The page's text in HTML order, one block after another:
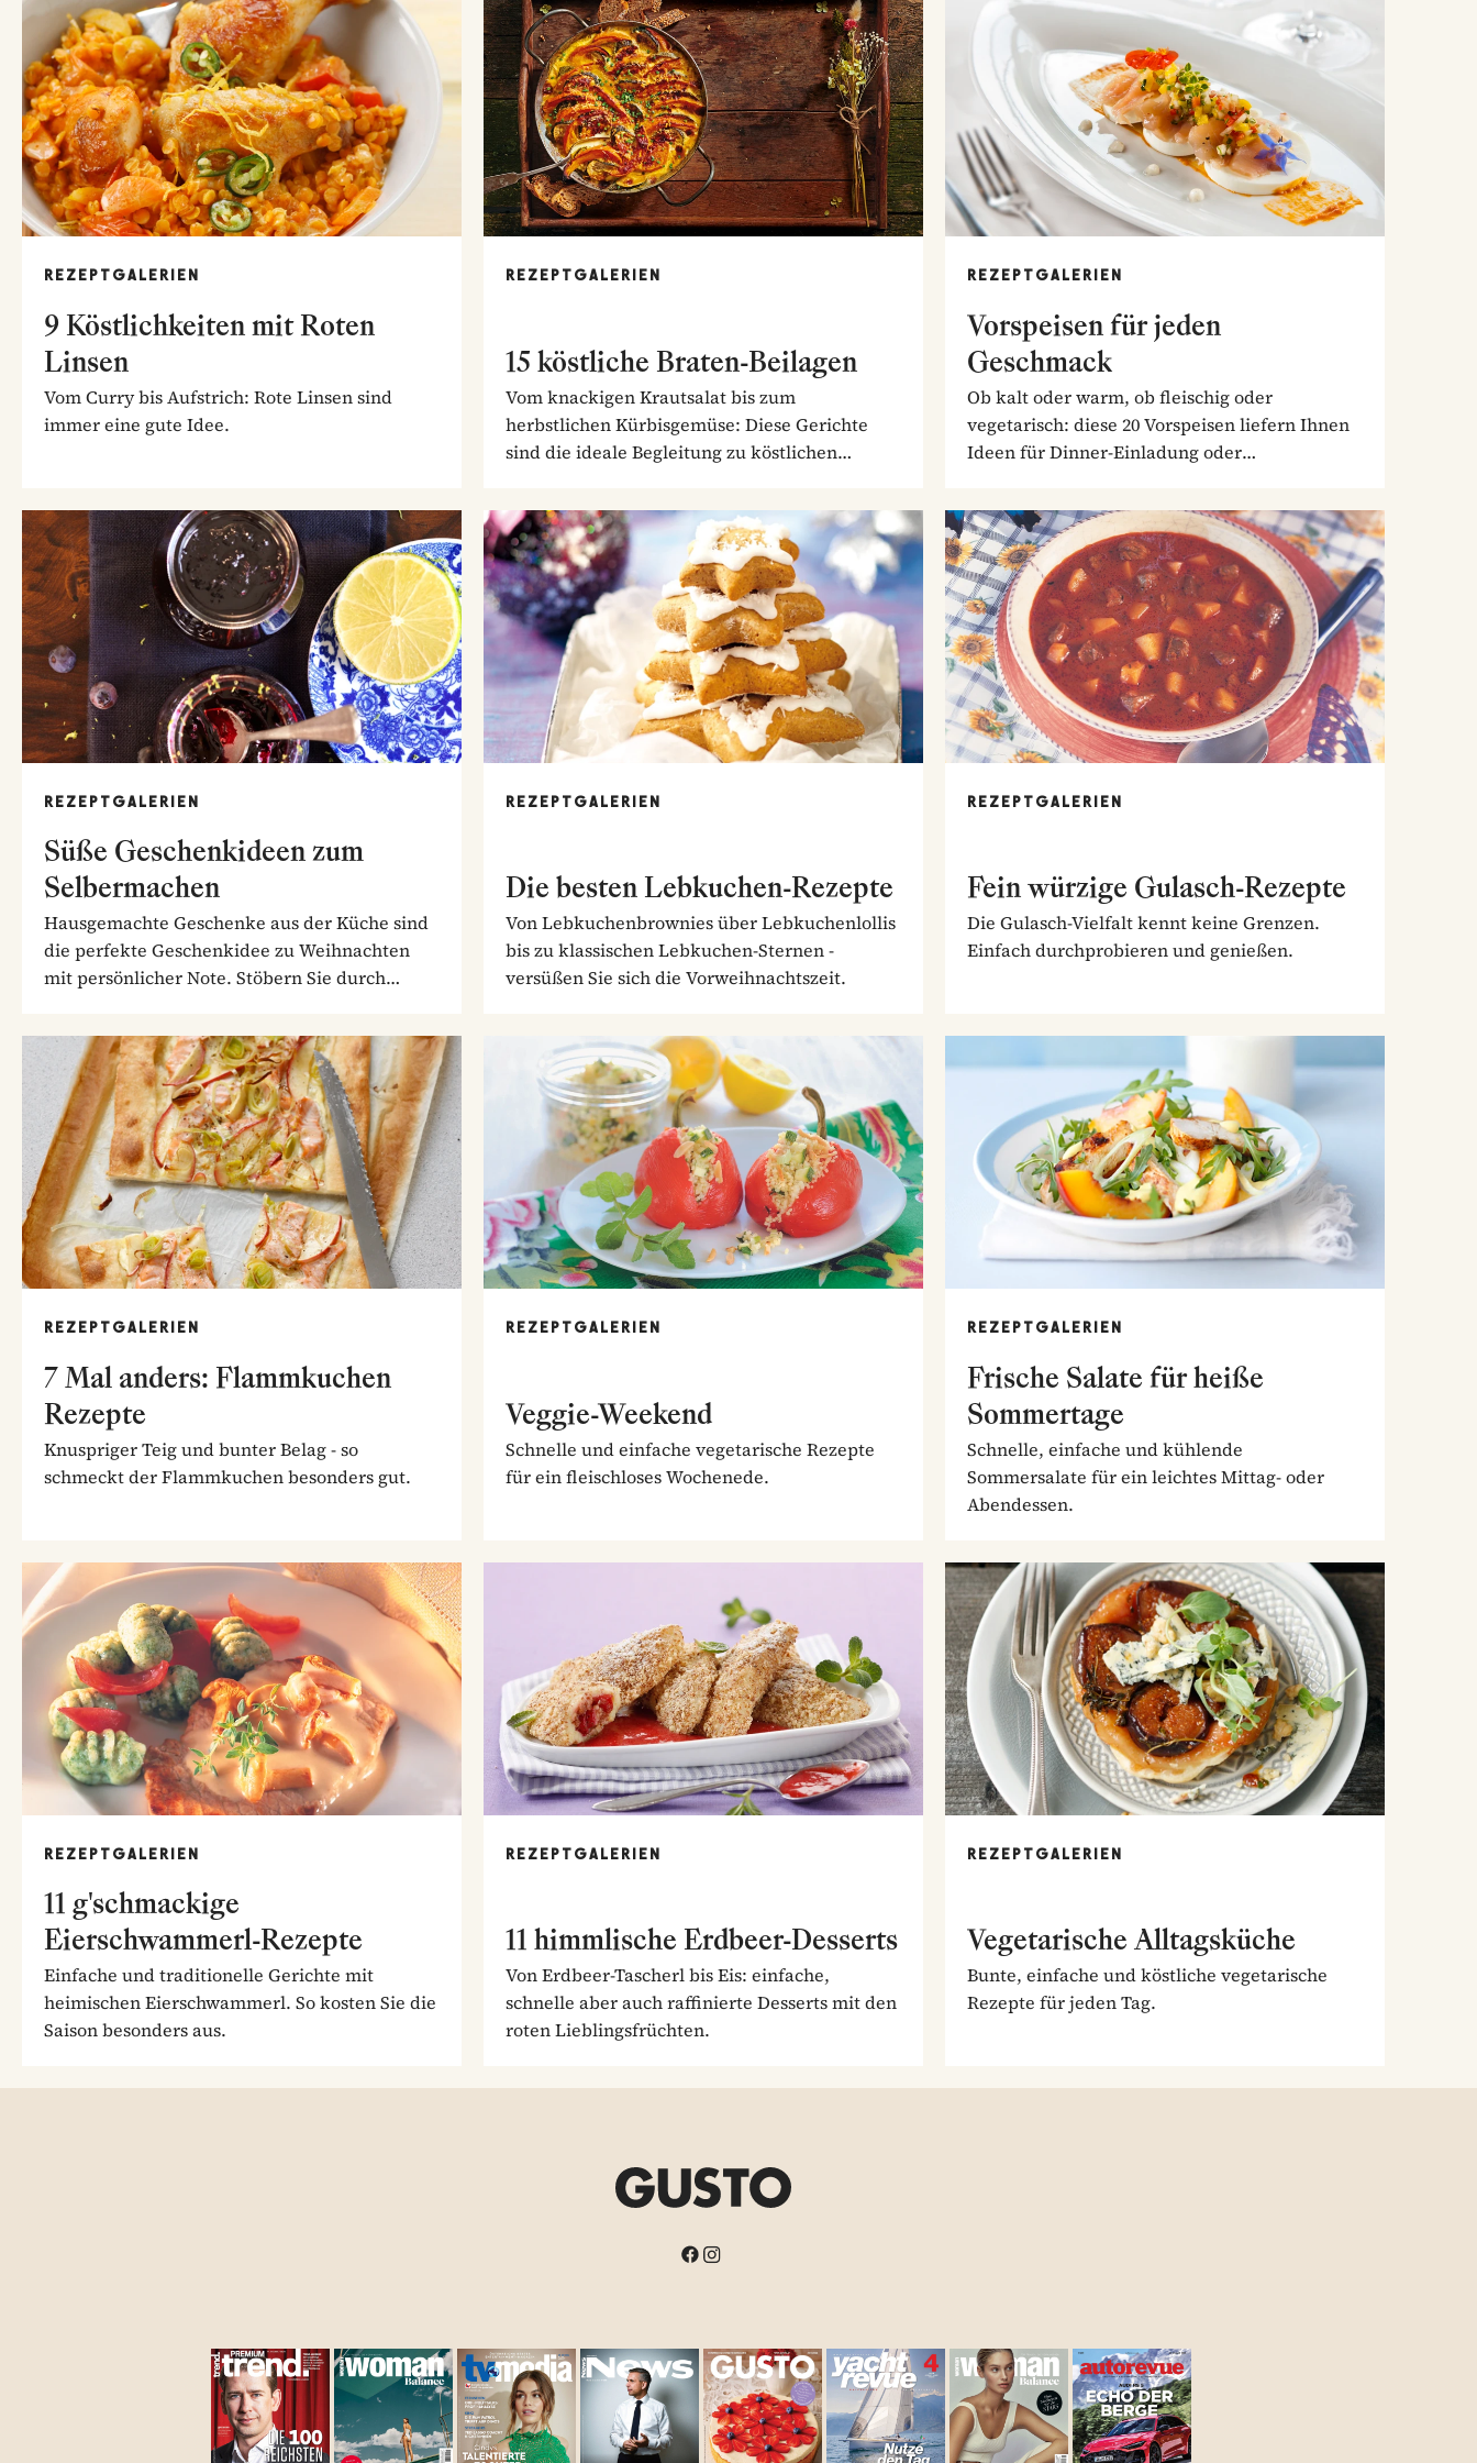
REZEPTGALERIEN
9 Köstlichkeiten mit Roten
Linsen
Vom Curry bis Aufstrich: Rote Linsen sind
immer eine gute Idee.
REZEPTGALERIEN
15 köstliche Braten-Beilagen
Vom knackigen Krautsalat bis zum
herbstlichen Kürbisgemüse: Diese Gerichte
sind die ideale Begleitung zu köstlichen
REZEPTGALERIEN
Vorspeisen für jeden
Geschmack
Ob kalt oder warm, ob fleischig oder
vegetarisch: diese 20 Vorspeisen liefern Ihnen
Ideen für Dinner-Einladung oder
REZEPTGALERIEN
Süße Geschenkideen zum
Selbermachen
Hausgemachte Geschenke aus der Küche sind
die perfekte Geschenkidee zu Weihnachten
mit persönlicher Note. Stöbern Sie durch
REZEPTGALERIEN
Die besten Lebkuchen-Rezepte
Von Lebkuchenbrownies über Lebkuchenlollis
bis zu klassischen Lebkuchen-Sternen -
versüßen Sie sich die Vorweihnachtszeit.
REZEPTGALERIEN
Fein würzige Gulasch-Rezepte
Die Gulasch-Vielfalt kennt keine Grenzen.
Einfach durchprobieren und genießen.
REZEPTGALERIEN
7 Mal anders: Flammkuchen
Rezepte
Knuspriger Teig und bunter Belag - so
schmeckt der Flammkuchen besonders gut.
REZEPTGALERIEN
Veggie-Weekend
Schnelle und einfache vegetarische Rezepte
für ein fleischloses Wochenede.
REZEPTGALERIEN
Frische Salate für heiße
Sommertage
Schnelle, einfache und kühlende
Sommersalate für ein leichtes Mittag- oder
Abendessen.
REZEPTGALERIEN
11 g'schmackige
Eierschwammerl-Rezepte
Einfache und traditionelle Gerichte mit
heimischen Eierschwammerl. So kosten Sie die
Saison besonders aus.
REZEPTGALERIEN
11 himmlische Erdbeer-Desserts
Von Erdbeer-Tascherl bis Eis: einfache,
schnelle aber auch raffinierte Desserts mit den
roten Lieblingsfrüchten.
REZEPTGALERIEN
Vegetarische Alltagsküche
Bunte, einfache und köstliche vegetarische
Rezepte für jeden Tag.